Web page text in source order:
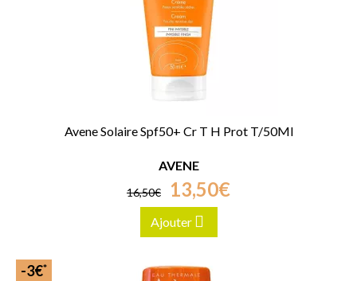
Avene Solaire Spf50+ Cr T H Prot T/50Ml
AVENE
16,50€ 13,50€
Ajouter
-3€*